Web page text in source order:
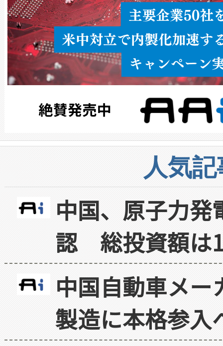
人気
中国、原子力
認 総投資額は
中国自動車メ
製造に本格参入